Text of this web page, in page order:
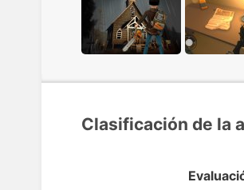
Clasificación de la